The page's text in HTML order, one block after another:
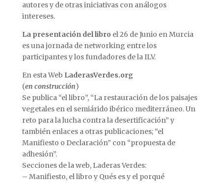
autores y de otras iniciativas con análogos
intereses.
La presentación del libro el 26 de Junio en Murcia
es una jornada de networking entre los
participantes y los fundadores de la ILV.
En esta Web LaderasVerdes.org
(en construcción)
Se publica “el libro”, “La restauración de los paisajes
vegetales en el semiárido ibérico mediterráneo. Un
reto para la lucha contra la desertificación” y
también enlaces a otras publicaciones; “el
Manifiesto o Declaración” con “propuesta de
adhesión”.
Secciones de la web, Laderas Verdes:
– Manifiesto, el libro y Qués es y el porqué